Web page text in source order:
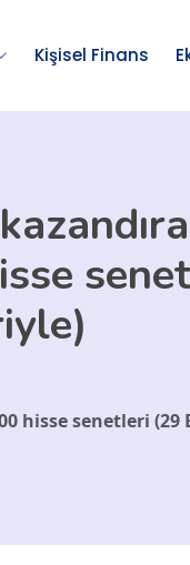
Kişisel Finans
hisse senetleri